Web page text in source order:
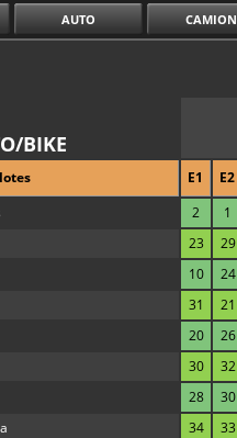
AUTO CAMION
BIKE
E1 E2
2 1
23 29
10 24
31 21
20 26
30 32
28 30
34 33